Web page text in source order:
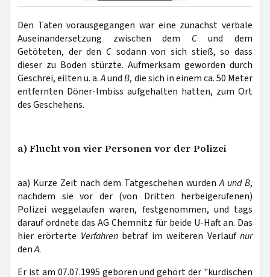
Den Taten vorausgegangen war eine zunächst verbale
Auseinandersetzung zwischen dem Cund dem
Getöteten, der den C sodann von sich stieß, so dass
dieser zu Boden stürzte. Aufmerksam geworden durch
Geschrei, eilten u. a.AundB, die sich in einem ca. 50 Meter
entfernten Döner-Imbiss aufgehalten hatten, zum Ort
des Geschehens.
a) Flucht von vier Personen vor der Polizei
aa) Kurze Zeit nach dem Tatgeschehen wurdenA und B,
nachdem sie vor der (von Dritten herbeigerufenen)
Polizei weggelaufen waren, festgenommen, und tags
darauf ordnete das AG Chemnitz für beide U-Haft an. Das
hier erörterte Verfahrenbetraf im weiteren Verlaufnur
denA.
Er ist am 07.07.1995 geboren und gehört der "kurdischen